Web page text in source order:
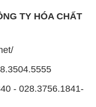
TY HÓA CHẤT
- 028.3756.1841-